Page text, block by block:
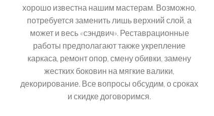
хорошо известна нашим мастерам. Возможно,
потребуется заменить лишь верхний слой, а
может и весь «сэндвич». Реставрационные
работы предполагают также укрепление
каркаса, ремонт опор, смену обивки, замену
жестких боковин на мягкие валики,
декорирование. Все вопросы обсудим, о сроках
и скидке договоримся.